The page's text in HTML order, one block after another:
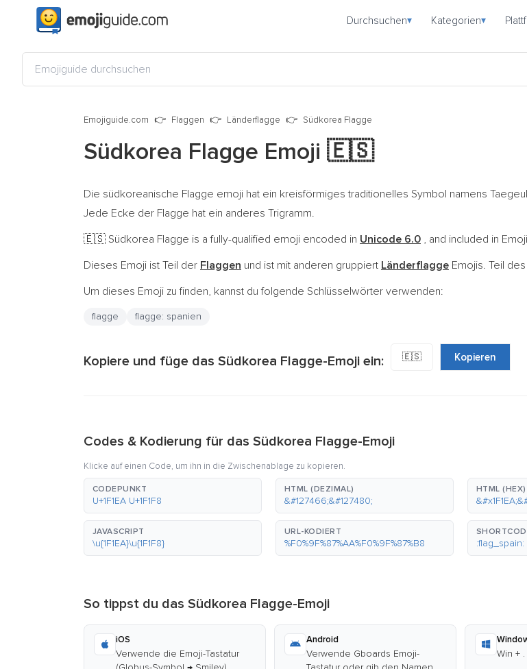
Durchsuchen▾ Kategorien▾
Emojiguide.com Flaggen Länderflagge Südkorea Flagge
Südkorea Flagge Emoji 🇪🇸
Die südkoreanische Flagge emoji hat ein kreisförmiges traditionelles Symbol namens
Jede Ecke der Flagge hat ein anderes Trigramm.
🇪🇸 Südkorea Flagge is a fully-qualified emoji encoded in Unicode 6.0 , and included in
Dieses Emoji ist Teil der Flaggen und ist mit anderen gruppiert Länderflagge Emojis. Teil
Um dieses Emoji zu finden, kannst du folgende Schlüsselwörter verwenden:
flagge flagge: spanien
Kopiere und füge das Südkorea Flagge-Emoji ein: 🇪🇸 Kopieren
Codes & Kodierung für das Südkorea Flagge-Emoji
Klicke auf einen Code, um ihn in die Zwischenablage zu kopieren.
CODEPUNKT
U+1F1EA U+1F1F8
HTML (DEZIMAL)
&#127466;&#127480;
HTML (HEX)
JAVASCRIPT
\u{1F1EA}\u{1F1F8}
URL-KODIERT
%F0%9F%87%AA%F0%9F%87%B8 :flag_spain:
So tippst du das Südkorea Flagge-Emoji
iOS
Verwende die Emoji-Tastatur
Android
Verwende Gboards Emoji-
Win +